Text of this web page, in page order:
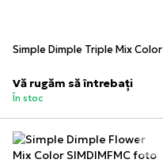
Simple Dimple Triple Mix Color
Vă rugăm să întrebați
În stoc